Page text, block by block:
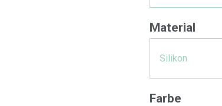
Material
Silikon
Farbe